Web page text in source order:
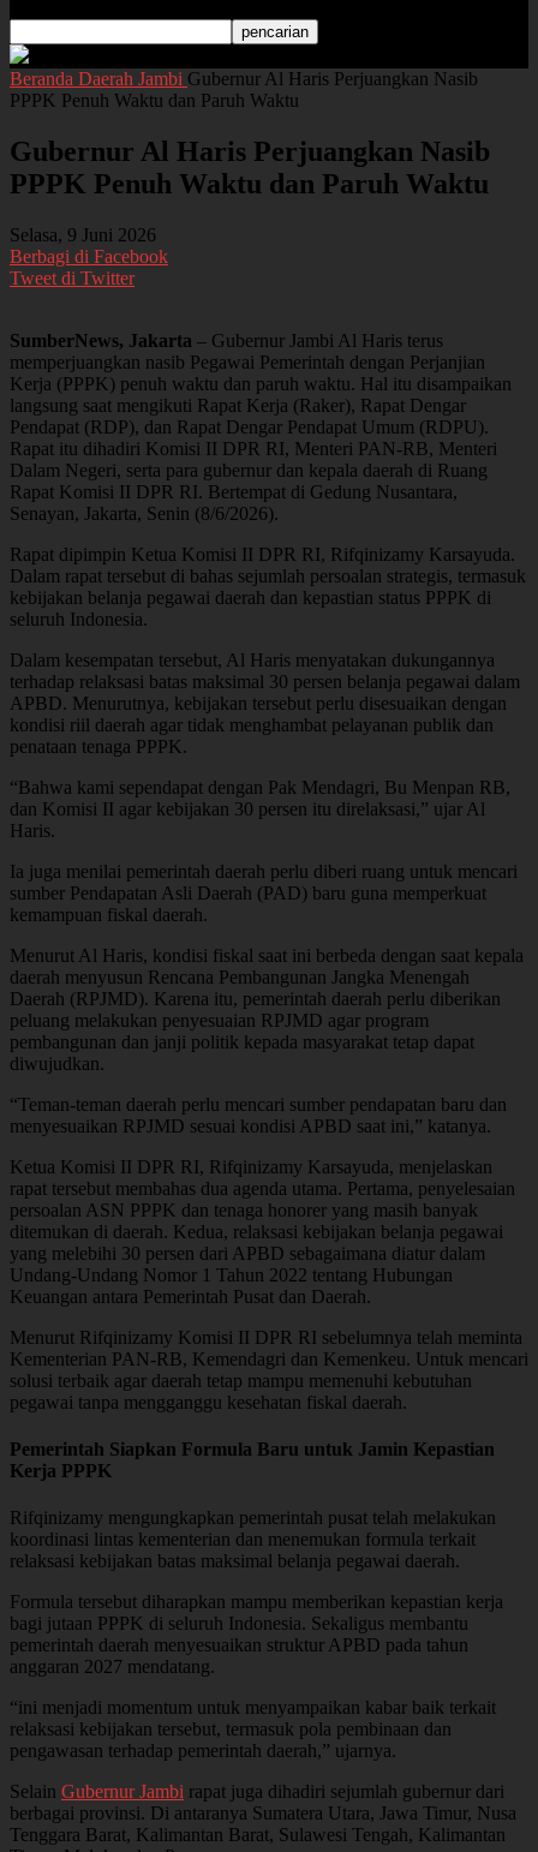
Beranda Daerah Jambi Gubernur Al Haris Perjuangkan Nasib
PPPK Penuh Waktu dan Paruh Waktu
Gubernur Al Haris Perjuangkan Nasib
PPPK Penuh Waktu dan Paruh Waktu
Selasa, 9 Juni 2026
Berbagi di Facebook
Tweet di Twitter
SumberNews, Jakarta – Gubernur Jambi Al Haris terus
memperjuangkan nasib Pegawai Pemerintah dengan Perjanjian
Kerja (PPPK) penuh waktu dan paruh waktu. Hal itu disampaikan
langsung saat mengikuti Rapat Kerja (Raker), Rapat Dengar
Pendapat (RDP), dan Rapat Dengar Pendapat Umum (RDPU).
Rapat itu dihadiri Komisi II DPR RI, Menteri PAN-RB, Menteri
Dalam Negeri, serta para gubernur dan kepala daerah di Ruang
Rapat Komisi II DPR RI. Bertempat di Gedung Nusantara,
Senayan, Jakarta, Senin (8/6/2026).
Rapat dipimpin Ketua Komisi II DPR RI, Rifqinizamy Karsayuda.
Dalam rapat tersebut di bahas sejumlah persoalan strategis, termasuk
kebijakan belanja pegawai daerah dan kepastian status PPPK di
seluruh Indonesia.
Dalam kesempatan tersebut, Al Haris menyatakan dukungannya
terhadap relaksasi batas maksimal 30 persen belanja pegawai dalam
APBD. Menurutnya, kebijakan tersebut perlu disesuaikan dengan
kondisi riil daerah agar tidak menghambat pelayanan publik dan
penataan tenaga PPPK.
“Bahwa kami sependapat dengan Pak Mendagri, Bu Menpan RB,
dan Komisi II agar kebijakan 30 persen itu direlaksasi,” ujar Al
Haris.
Ia juga menilai pemerintah daerah perlu diberi ruang untuk mencari
sumber Pendapatan Asli Daerah (PAD) baru guna memperkuat
kemampuan fiskal daerah.
Menurut Al Haris, kondisi fiskal saat ini berbeda dengan saat kepala
daerah menyusun Rencana Pembangunan Jangka Menengah
Daerah (RPJMD). Karena itu, pemerintah daerah perlu diberikan
peluang melakukan penyesuaian RPJMD agar program
pembangunan dan janji politik kepada masyarakat tetap dapat
diwujudkan.
“Teman-teman daerah perlu mencari sumber pendapatan baru dan
menyesuaikan RPJMD sesuai kondisi APBD saat ini,” katanya.
Ketua Komisi II DPR RI, Rifqinizamy Karsayuda, menjelaskan
rapat tersebut membahas dua agenda utama. Pertama, penyelesaian
persoalan ASN PPPK dan tenaga honorer yang masih banyak
ditemukan di daerah. Kedua, relaksasi kebijakan belanja pegawai
yang melebihi 30 persen dari APBD sebagaimana diatur dalam
Undang-Undang Nomor 1 Tahun 2022 tentang Hubungan
Keuangan antara Pemerintah Pusat dan Daerah.
Menurut Rifqinizamy Komisi II DPR RI sebelumnya telah meminta
Kementerian PAN-RB, Kemendagri dan Kemenkeu. Untuk mencari
solusi terbaik agar daerah tetap mampu memenuhi kebutuhan
pegawai tanpa mengganggu kesehatan fiskal daerah.
Pemerintah Siapkan Formula Baru untuk Jamin Kepastian
Kerja PPPK
Rifqinizamy mengungkapkan pemerintah pusat telah melakukan
koordinasi lintas kementerian dan menemukan formula terkait
relaksasi kebijakan batas maksimal belanja pegawai daerah.
Formula tersebut diharapkan mampu memberikan kepastian kerja
bagi jutaan PPPK di seluruh Indonesia. Sekaligus membantu
pemerintah daerah menyesuaikan struktur APBD pada tahun
anggaran 2027 mendatang.
“ini menjadi momentum untuk menyampaikan kabar baik terkait
relaksasi kebijakan tersebut, termasuk pola pembinaan dan
pengawasan terhadap pemerintah daerah,” ujarnya.
Selain Gubernur Jambi rapat juga dihadiri sejumlah gubernur dari
berbagai provinsi. Di antaranya Sumatera Utara, Jawa Timur, Nusa
Tenggara Barat, Kalimantan Barat, Sulawesi Tengah, Kalimantan